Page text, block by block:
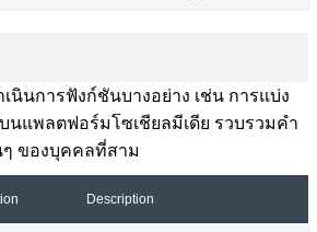
นินการฟังก์ชันบางอย่าง เช่น การแบ่ง
นแพลตฟอร์มโซเชียลมีเดีย รวบรวมคำ
ของบุคคลที่สาม
Description